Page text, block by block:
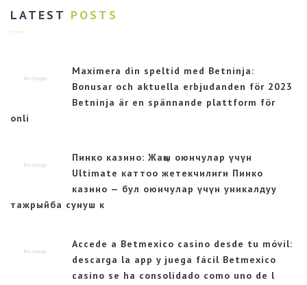
LATEST POSTS
Maximera din speltid med Betninja:
Bonusar och aktuella erbjudanden för 2023
Betninja är en spännande plattform för
onli
Пинко казино: Жаңы оюнчулар үчүн
Ultimate каттоо жетекчилиги Пинко
казино — бул оюнчулар үчүн уникалдуу
тажрыйба сунуш к
Accede a Betmexico casino desde tu móvil:
descarga la app y juega fácil Betmexico
casino se ha consolidado como uno de l